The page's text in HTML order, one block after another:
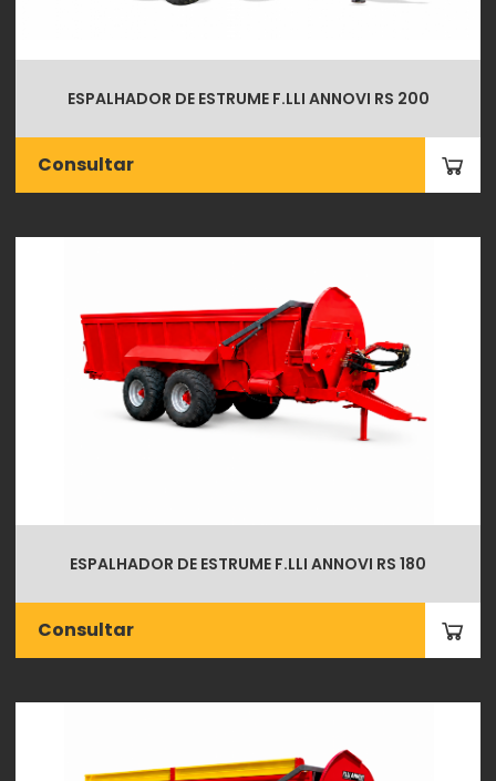
ESPALHADOR DE ESTRUME F.LLI ANNOVI RS 200
Consultar
ESPALHADOR DE ESTRUME F.LLI ANNOVI RS 180
Consultar